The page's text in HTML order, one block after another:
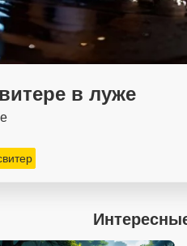
в луже